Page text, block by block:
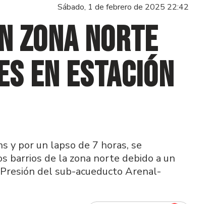
Sábado, 1 de febrero de 2025 22:42
zona norte
en estación
y por un lapso de 7 horas, se
barrios de la zona norte debido a un
del sub-acueducto Arenal-